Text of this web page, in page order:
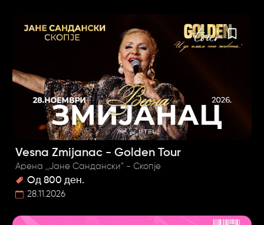
Vesna Zmijanac - Golden Tour
Арена ,,Јане Сандански” - Скопје
Од 800 ден.
28.11.2026